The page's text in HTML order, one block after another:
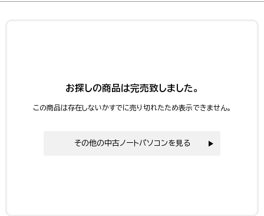
お探しの商品は完売致しました。
この商品は存在しないかすでに売り切れたため表示できません。
その他の中古ノートパソコンを見る